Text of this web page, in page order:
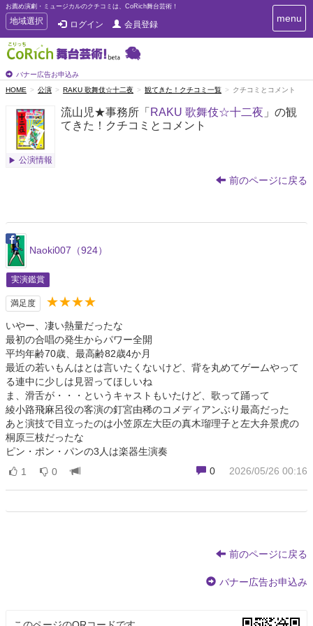
お薦め演劇・ミュージカルのクチコミは、CoRich舞台芸術！
T
o
g
g
e
n
t
地域選択 ログイン 会員登録
バナー広告お申込み
T
o
e
a
t
menu
HOME 公演 RAKU 歌舞伎☆十二夜 観てきた！クチコミ一覧 クチコミとコメント
公演情報
流山児★事務所「 RAKU 歌舞伎☆十二夜 」の観
てきた！クチコミとコメント
前のページに戻る
Naoki007（924）
実演鑑賞
満足度 ★★★★
いやー、凄い熱量だったな
最初の合唱の発生からパワー全開
平均年齢70歳、最高齢82歳4か月
最近の若いもんはとは言いたくないけど、背を丸めてゲームやって
る連中に少しは見習ってほしいね
ま、滑舌が・・・というキャストもいたけど、歌って踊って
綾小路飛麻呂役の客演の釘宮由稀のコメディアンぶり最高だった
あと演技で目立ったのは小笠原左大臣の真木瑠理子と左大弁景虎の
桐原三枝だったな
ピン・ポン・パンの3人は楽器生演奏
0
2026/05/26 00:16
1 0
前のページに戻る
バナー広告お申込み